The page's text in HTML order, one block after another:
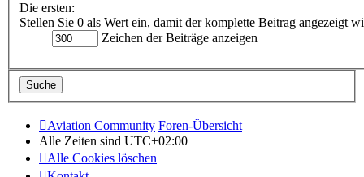
Die ersten:
Stellen Sie 0 als Wert ein, damit der komplette Beitrag angezeigt
Zeichen der Beiträge anzeigen
Aviation Community Foren-Übersicht
Alle Zeiten sind UTC+02:00
Alle Cookies löschen